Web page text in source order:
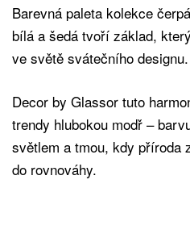
Barevná paleta kolekce
bílá a šedá tvoří základ,
ve světě svátečního designu.
Decor by Glassor tuto
trendy hlubokou modř –
světlem a tmou, kdy příroda
do rovnováhy.